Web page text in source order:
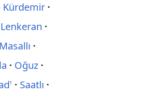
Kürdemir
Lenkeran
Masallı
Oğuz
1
Saatlı